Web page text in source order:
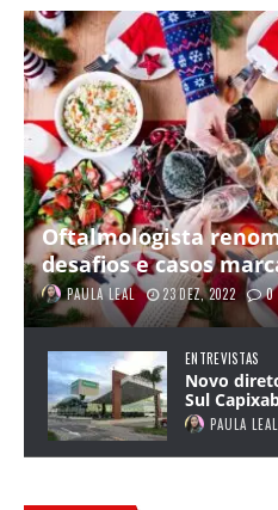
Oftalmologista
desafios e casos
PAULA LEAL 23 DEZ, 2022 0
ENTREVISTAS
Novo
Sul
PAULA LEAL